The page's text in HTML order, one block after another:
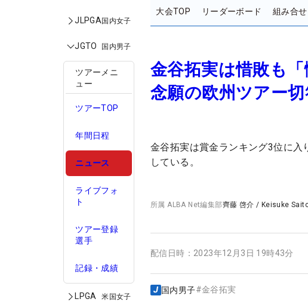
JLPGA国内女子
JGTO 国内男子
ツアーメニ
ュー
ツアーTOP
年間日程
ニュース
ライブフォ
ト
ツアー登録
選手
記録・成績
LPGA 米国女子
大会TOP リーダーボード 組み合せ
金谷拓実は惜敗も
念願の欧州ツアー
金谷拓実は賞金ランキング3位に
している。
所属ALBA Net編集部齊藤 啓介 / Keisuke
配信日時： 2023年12月3日 19時43分
国内男子#金谷拓実